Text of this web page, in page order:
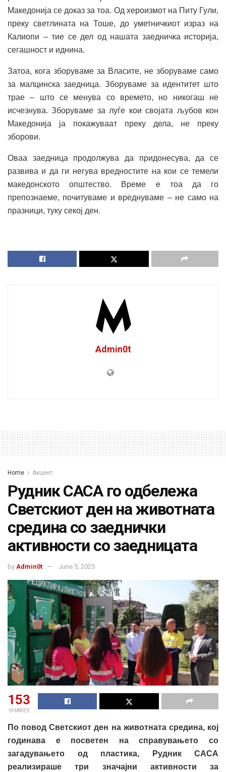
Македонија се доказ за тоа. Од хероизмот на Питу Гули,
преку светлината на Тоше, до уметничкиот израз на
Калиопи – тие се дел од нашата заедничка историја,
сегашност и иднина.
Затоа, кога зборуваме за Власите, не зборуваме само
за малцинска заедница. Зборуваме за идентитет што
трае – што се менува со времето, но никогаш не
исчезнува. Зборуваме за луѓе кои својата љубов кон
Македонија ја покажуваат преку дела, не преку
зборови.
Оваа заедница продолжува да придонесува, да се
развива и да ги негува вредностите на кои се темели
македонското општество. Време е тоа да го
препознаеме, почитуваме и вреднуваме – не само на
празници, туку секој ден.
Admin0t
Home Акцент
Рудник САСА го одбележа
Светскиот ден на животната
средина со заеднички
активности со заедницата
by Admin0t June 5, 2025
153
SHARES
По повод Светскиот ден на животната средина, кој
годинава е посветен на справувањето со
загадувањето од пластика, Рудник САСА
реализираше три значајни активности за